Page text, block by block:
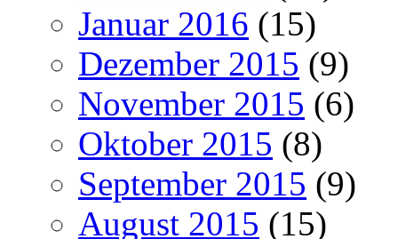
Januar 2016 (15)
Dezember 2015 (9)
November 2015 (6)
Oktober 2015 (8)
September 2015 (9)
August 2015 (15)